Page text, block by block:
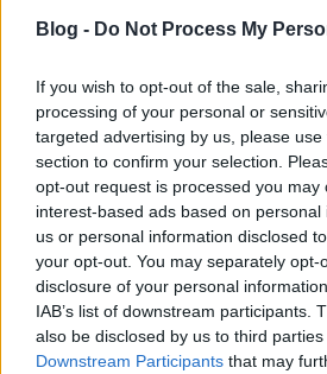
Blog - Do Not Process My
If you wish to opt-out of the sale,
processing of your personal or
targeted advertising by us, please
section to confirm your selection.
opt-out request is processed you may
interest-based ads based on
us or personal information disclosed
your opt-out. You may separately opt-
disclosure of your personal
IAB’s list of downstream participants.
also be disclosed by us to third
Downstream Participants that may
Talán érdekes, hogy egy
elkaptam 3-4 éve, csakakkor
vágányelrendezés az Ostkreuz-
véve nem ördöngösség, amit
területeken régen se a sín
szokás felszállni a vonatokra,
szokva ahhoz, hogy betartsák az
rakszelvényeket, de azért nem
jutni, hogy nálunk már az 55
hatalmas előrelépésnek
XXI. században), míg